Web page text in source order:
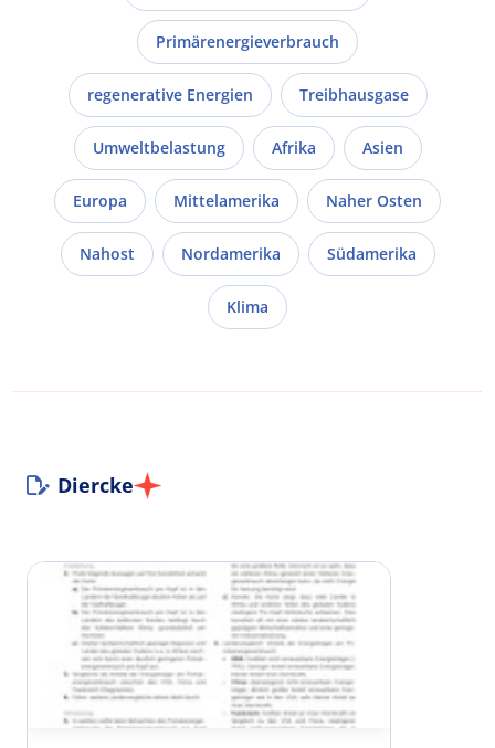
Primärenergieverbrauch
regenerative Energien Treibhausgase
Umweltbelastung Afrika Asien
Europa Mittelamerika Naher Osten
Nahost Nordamerika Südamerika
Klima
Diercke